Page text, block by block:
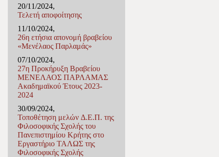
20/11/2024,
Τελετή αποφοίτησης
11/10/2024,
26η ετήσια απονομή βραβείου
«Μενέλαος Παρλαμάς»
07/10/2024,
27η Προκήρυξη Βραβείου
ΜΕΝΕΛΑΟΣ ΠΑΡΛΑΜΑΣ
Ακαδημαϊκού Έτους 2023-
2024
30/09/2024,
Τοποθέτηση μελών Δ.Ε.Π. της
Φιλοσοφικής Σχολής του
Πανεπιστημίου Κρήτης στο
Εργαστήριο ΤΑΛΩΣ της
Φιλοσοφικής Σχολής